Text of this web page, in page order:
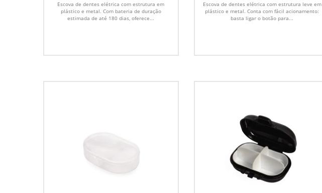
Escova de dentes elétrica com estrutura em
plástico e metal. Com bateria de duração
estimada de até 180 dias, oferece...
Escova de dentes elétrica com estrutura leve em
plástico e metal. Conta com fácil acionamento:
basta ligar o botão para...